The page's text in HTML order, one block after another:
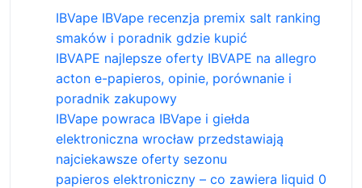
IBVape IBVape recenzja premix salt ranking
smaków i poradnik gdzie kupić
IBVAPE najlepsze oferty IBVAPE na allegro
acton e-papieros, opinie, porównanie i
poradnik zakupowy
IBVape powraca IBVape i giełda
elektroniczna wrocław przedstawiają
najciekawsze oferty sezonu
papieros elektroniczny – co zawiera liquid 0